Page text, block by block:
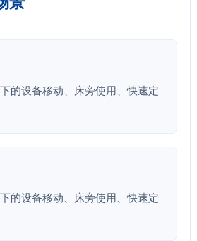
的设备移动、床旁使用、快速定
的设备移动、床旁使用、快速定